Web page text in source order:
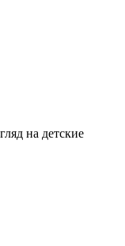
на детские